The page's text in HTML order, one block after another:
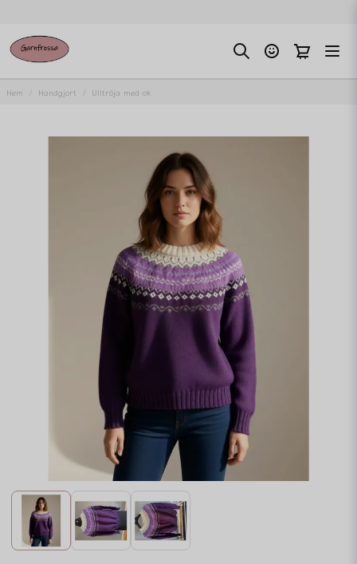
Hem Handgjort Ulltröja med ok